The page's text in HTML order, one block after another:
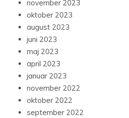
november 2023
oktober 2023
august 2023
juni 2023
maj 2023
april 2023
januar 2023
november 2022
oktober 2022
september 2022